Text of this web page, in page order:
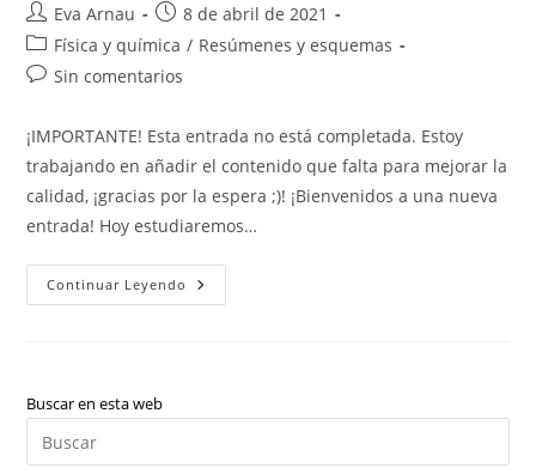
Autor
de
la
entrada:
Eva Arnau
Publicación
de
entrada:
8 de abril de 2021
Categoría
de
Física y química / Resúmenes y esquemas
Comentarios
la
entrada:
Sin comentarios
¡IMPORTANTE! Esta entrada no está completada. Estoy
trabajando en añadir el contenido que falta para mejorar la
calidad, ¡gracias por la espera ;)! ¡Bienvenidos a una nueva
entrada! Hoy estudiaremos…
Continuar Leyendo Física
Y
Buscar en esta web